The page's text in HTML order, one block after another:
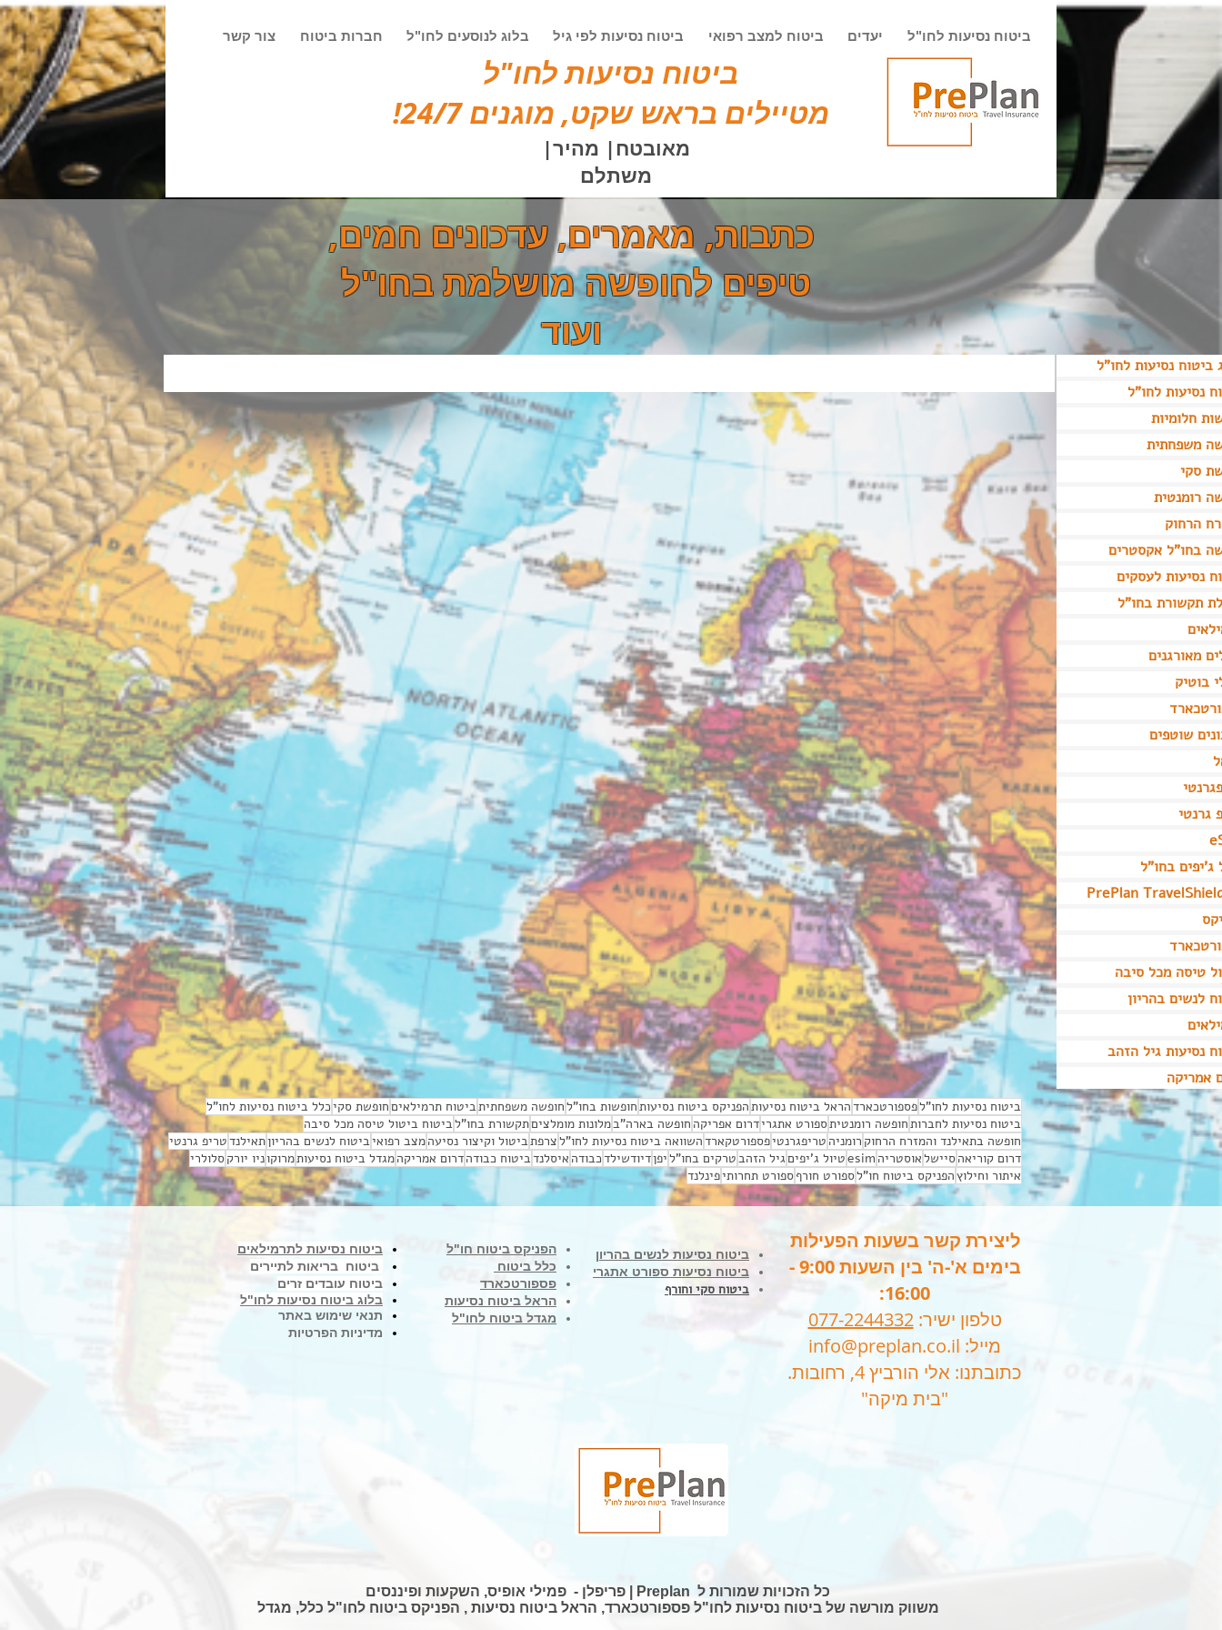
ביטוח נסיעות לחו"ל יעדים ביטוח למצב רפואי ביטוח נסיעות לפי גיל בלוג לנוסעים לחו"ל חברות ביטוח צור קשר
ביטוח נסיעות לחו"ל
מטיילים בראש שקט, מוגנים 24/7!
מאובטח| מהיר|
משתלם
כתבות, מאמרים, עדכונים חמים,
טיפים לחופשה מושלמת בחו"ל
ועוד
ביטוח נסיעות לחו"ל
נסיעות לחו"ל
חלומיות
משפחתית
סקי
רומנטית
הרחוק
בחו"ל אקסטרים
נסיעות לעסקים
תקשורת בחו"ל
מאורגנים
בוטיק
שוטפים
גרנטי
ג'יפים בחו"ל
PrePlan
טיסה מכל סיבה
לנשים בהריון
נסיעות גיל הזהב
אמריקה
ביטוח נסיעות לחו"לפספורטכארדהראל ביטוח נסיעותהפניקס ביטוח נסיעותחופשות בחו"לחופשה משפחתיתביטוח תרמילאיםחופשת סקיכלל ביטוח נסיעות לחו"ל
ביטוח נסיעות לחברותחופשה רומנטיתספורט אתגרידרום אפריקה חופשה בארה"במלונות מומלציםתקשורת בחו"לביטוח ביטול טיסה מכל סיבה
חופשה בתאילנד והמזרח הרחוק רומניה טריפגרנטיפספורטקארדהשוואה ביטוח נסיעות לחו"לצרפתביטול וקיצור נסיעהמצב רפואיביטוח לנשים בהריוןתאילנדטריפ גרנטי
דרום קוריאהסיישלאוסטריה esimטיול ג'יפיםגיל הזהבטרקים בחו"ליפןדיודשילדכבודה איסלנדביטוח כבודהדרום אמריקהמגדל ביטוח נסיעותמרוקוניו יורקסלולרי
איתור וחילוץהפניקס ביטוח חו"לספורט חורףספורט תחרותיפינלנד
ליצירת קשר בשעות הפעילות
בימים א'-ה' בין השעות 9:00 -
16:00:
טלפון ישיר:077-2244332
מייל: info@preplan.co.il
כתובתנו: אלי הורביץ 4, רחובות.
"בית מיקה"
ביטוח נסיעות לנשים בהריון
ביטוח נסיעות ספורט אתגרי
ביטוח סקי וחורף
הפניקס ביטוח חו"ל
כלל ביטוח
פספורטכארד
הראל ביטוח נסיעות
מגדל ביטוח לחו"ל
ביטוח נסיעות לתרמילאים
ביטוח בריאות לתיירים
ביטוח עובדים זרים
בלוג ביטוח נסיעות לחו"ל
תנאי שימוש באתר
מדיניות הפרטיות
כל הזכויות שמורות ל Preplan | פריפלן - פמילי אופיס, השקעות ופיננסים
משווק מורשה של ביטוח נסיעות לחו"ל פספורטכארד, הראל ביטוח נסיעות , הפניקס ביטוח לחו"ל כלל, מגדל